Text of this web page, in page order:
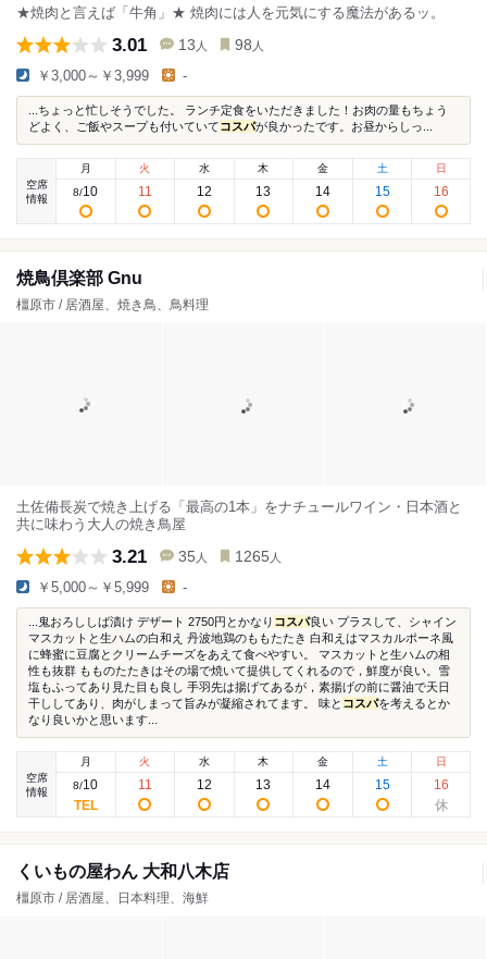
★焼肉と言えば「牛角」★ 焼肉には人を元気にする魔法があるッ。
3.01 13 人 98 人
￥3,000～￥3,999 -
...ちょっと忙しそうでした。 ランチ定食をいただきました！お肉の量もちょう
どよく、ご飯やスープも付いていてコスパが良かったです。お昼からしっ...
空席
情報
月
8/10
火
11
水
12
木
13
金
14
土
15
日
16
焼鳥倶楽部 Gnu
橿原市 / 居酒屋、焼き鳥、鳥料理
土佐備長炭で焼き上げる「最高の1本」をナチュールワイン・日本酒と
共に味わう大人の焼き鳥屋
3.21 35 人 1265 人
￥5,000～￥5,999 -
...鬼おろししば漬け デザート 2750円とかなり コスパ良い プラスして、シャイン
マスカットと生ハムの白和え 丹波地鶏のももたたき 白和えはマスカルポーネ風
に蜂蜜に豆腐とクリームチーズをあえて食べやすい。 マスカットと生ハムの相
性も抜群 もものたたきはその場で焼いて提供してくれるので，鮮度が良い。雪
塩もふってあり見た目も良し 手羽先は揚げてあるが，素揚げの前に醤油で天日
干ししてあり、肉がしまって旨みが凝縮されてます。 味と コスパを考えるとか
なり良いかと思います...
空席
情報
月
8/10
火
11
水
12
木
13
金
14
土
15
日
16
くいもの屋わん 大和八木店
橿原市 / 居酒屋、日本料理、海鮮